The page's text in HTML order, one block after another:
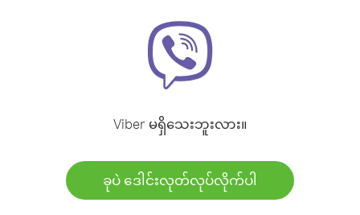
Viber မရှိသေးဘူးလား။
ခုပဲ ဒေါင်းလုတ်လုပ်လိုက်ပါ